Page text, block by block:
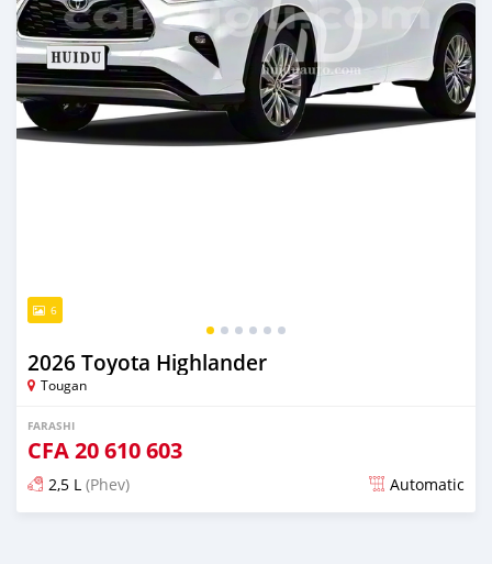
6
2026 Toyota Highlander
Tougan
FARASHI
CFA20 610 603
2,5 L (Phev) Automatic